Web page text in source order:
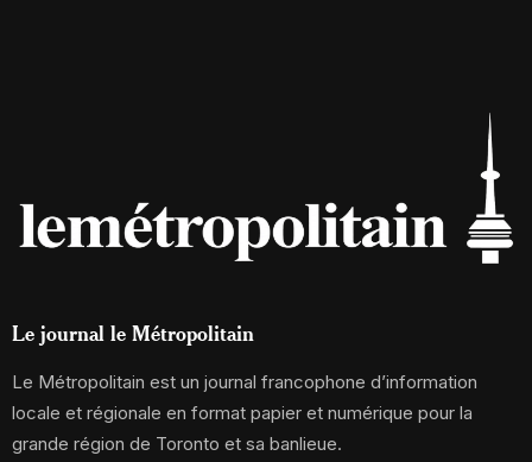
Le journal le Métropolitain
Le Métropolitain est un journal francophone d’information
locale et régionale en format papier et numérique pour la
grande région de Toronto et sa banlieue.